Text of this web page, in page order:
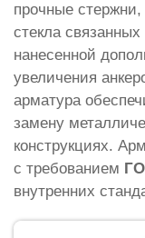
прочные
стекла
нанесенной
увеличения
арматура
замену
конструкциях.
с требованием
внутренних